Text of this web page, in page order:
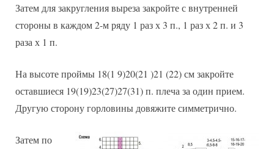
Затем для закругления выреза закройте с внутренней
стороны в каждом 2-м ряду 1 раз х 3 п., 1 раз х 2 п. и 3
раза х 1 п.
На высоте проймы 18(1 9)20(21 )21 (22) см закройте
оставшиеся 19(19)23(27)27(31) п. плеча за один прием.
Другую сторону горловины довяжите симметрично.
Затем по